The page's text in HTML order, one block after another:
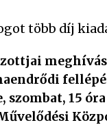
több díj
szombat, 15 óra